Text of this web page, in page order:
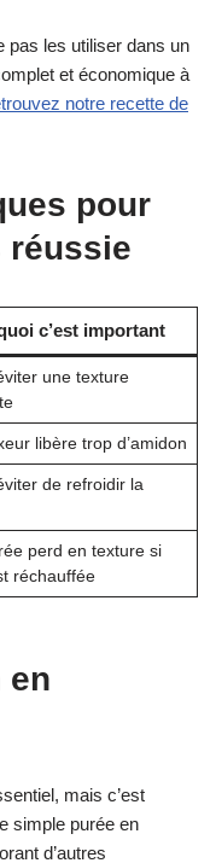
pas les utiliser dans un
et économique à
notre recette de
pour
réussie
c’est important
une texture
libère trop d’amidon
de refroidir la
perd en texture si
réchauffée
en
mais c’est
simple purée en
d’autres